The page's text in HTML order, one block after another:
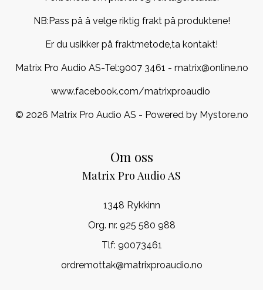
NB:Pass på å velge riktig frakt på produktene!
Er du usikker på fraktmetode,ta kontakt!
Matrix Pro Audio AS-Tel:9007 3461 - matrix@online.no
www.facebook.com/matrixproaudio
© 2026 Matrix Pro Audio AS - Powered by Mystore.no
Om oss
Matrix Pro Audio AS
1348 Rykkinn
Org. nr. 925 580 988
Tlf: 90073461
ordremottak@matrixproaudio.no